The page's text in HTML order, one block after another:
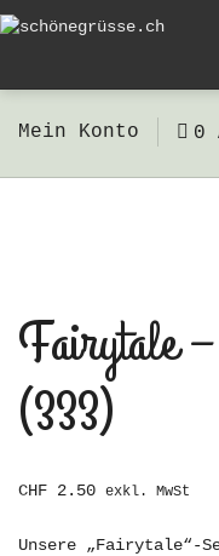
Mein Konto 0
Fairytale
(333)
CHF 2.50 exkl. MwSt
Unsere „Fairytale“-